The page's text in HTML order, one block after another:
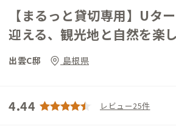
【まるっと貸切専用】Uタ
迎える、観光地と自然を楽
出雲C邸 島根県
4.44 レビュー25件